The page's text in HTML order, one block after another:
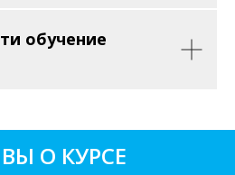
обучение
О КУРСЕ